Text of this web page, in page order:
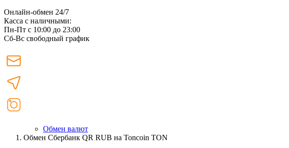
Онлайн-обмен 24/7
Касса с наличными:
Пн-Пт с 10:00 до 23:00
Сб-Вс свободный график
Обмен валют
Обмен Сбербанк QR RUB на Toncoin TON